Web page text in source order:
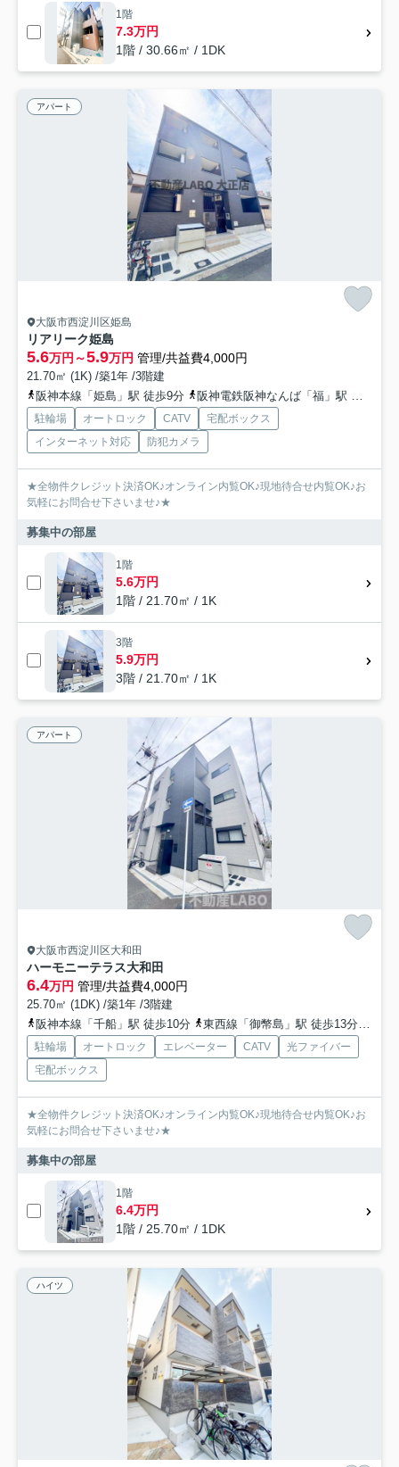
1階
7.3万円
1階 / 30.66㎡ / 1DK
アパート
大阪市西淀川区姫島
リアリーク姫島
5.6万円～5.9万円 管理/共益費4,000円
21.70㎡ (1K) /築1年 /3階建
阪神本線「姫島」駅 徒歩9分
阪神電鉄阪神なんば「福」駅 徒歩13分
駐輪場 オートロック CATV
宅配ボックス
インターネット対応
防犯カメラ
★全物件クレジット決済OK♪オンライン内覧OK♪現地待合せ内覧OK♪お
気軽にお問合せ下さいませ♪★
募集中の部屋
1階
5.6万円
1階 / 21.70㎡ / 1K
3階
5.9万円
3階 / 21.70㎡ / 1K
アパート
大阪市西淀川区大和田
ハーモニーテラス大和田
6.4万円 管理/共益費4,000円
25.70㎡ (1DK) /築1年 /3階建
阪神本線「千船」駅 徒歩10分
東西線「御幣島」駅 徒歩13分
駐輪場 オートロック エレベーター CATV
光ファイバー
宅配ボックス
★全物件クレジット決済OK♪オンライン内覧OK♪現地待合せ内覧OK♪お
気軽にお問合せ下さいませ♪★
募集中の部屋
1階
6.4万円
1階 / 25.70㎡ / 1DK
ハイツ